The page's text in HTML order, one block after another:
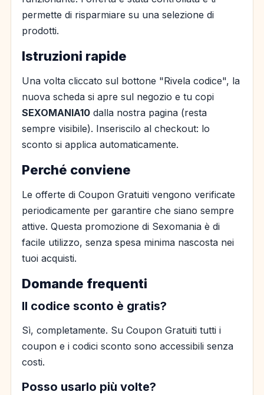
permette di risparmiare su una selezione di
prodotti.
Istruzioni rapide
Una volta cliccato sul bottone "Rivela codice", la
nuova scheda si apre sul negozio e tu copi
SEXOMANIA10 dalla nostra pagina (resta
sempre visibile). Inseriscilo al checkout: lo
sconto si applica automaticamente.
Perché conviene
Le offerte di Coupon Gratuiti vengono verificate
periodicamente per garantire che siano sempre
attive. Questa promozione di Sexomania è di
facile utilizzo, senza spesa minima nascosta nei
tuoi acquisti.
Domande frequenti
Il codice sconto è gratis?
Sì, completamente. Su Coupon Gratuiti tutti i
coupon e i codici sconto sono accessibili senza
costi.
Posso usarlo più volte?